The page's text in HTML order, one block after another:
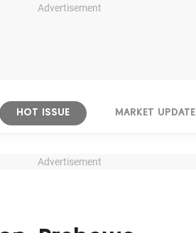
Advertisement
HOT ISSUE MARKET UPDATE
Advertisement